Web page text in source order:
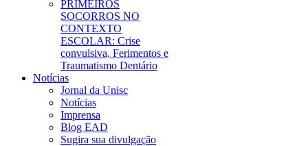
PRIMEIROS
SOCORROS NO
CONTEXTO
ESCOLAR: Crise
convulsiva, Ferimentos e
Traumatismo Dentário
Notícias
Jornal da Unisc
Notícias
Imprensa
Blog EAD
Sugira sua divulgação